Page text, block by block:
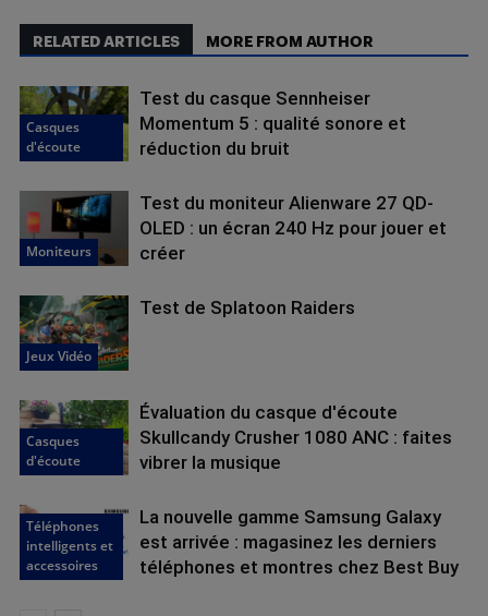
RELATED ARTICLES MORE FROM AUTHOR
Casques
d'écoute
Test du casque Sennheiser
Momentum 5 : qualité sonore et
réduction du bruit
Moniteurs
Test du moniteur Alienware 27 QD-
OLED : un écran 240 Hz pour jouer et
créer
Jeux Vidéo
Test de Splatoon Raiders
Casques
d'écoute
Évaluation du casque d'écoute
Skullcandy Crusher 1080 ANC : faites
vibrer la musique
Téléphones
intelligents et
accessoires
La nouvelle gamme Samsung Galaxy
est arrivée : magasinez les derniers
téléphones et montres chez Best Buy